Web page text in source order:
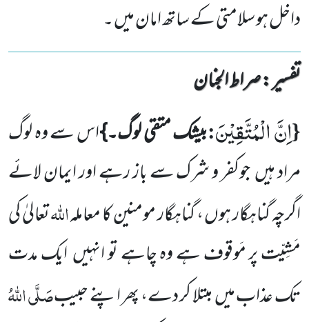
داخل ہو سلامتی کے ساتھ امان میں ۔
تفسیر : ‎صراط الجنان
{اِنَّ الْمُتَّقِیْنَ:بیشک متقی لوگ۔}اس سے وہ لوگ
مراد ہیںجوکفر و شرک سے باز رہے اور ایمان لائے
اگرچہ گناہگار ہوں ، گناہگار مومنین کا معاملہاللّٰہتعالیٰ کی
مَشِیّت پر مَوقوف ہے وہ چاہے تو انہیںایک مدت
تک عذاب میںمبتلا کر دے، پھر اپنے حبیبصَلَّی اللّٰہُ